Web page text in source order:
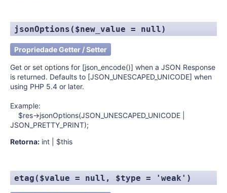
jsonOptions($new_value = null)
Propriedade Getter / Setter
Get or set options for [json_encode()] when a JSON Response
is returned. Defaults to [JSON_UNESCAPED_UNICODE] when
using PHP 5.4 or later.
Example:
$res->jsonOptions(JSON_UNESCAPED_UNICODE |
JSON_PRETTY_PRINT);
Retorna: int | $this
etag($value = null, $type = 'weak')